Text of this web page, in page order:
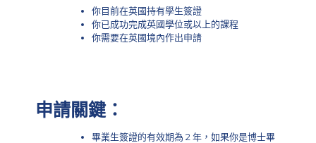
你目前在英國持有學生簽證
你已成功完成英國學位或以上的課程
你需要在英國境內作出申請
申請關鍵：
畢業生簽證的有效期為 2 年，如果你是博士畢